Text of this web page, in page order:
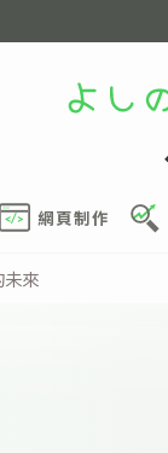
網頁制作
來